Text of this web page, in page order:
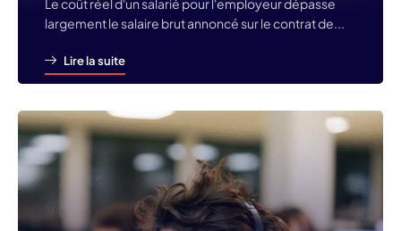
Le coût réel d'un salarié pour l'employeur dépasse
largement le salaire brut annoncé sur le contrat de...
Lire la suite